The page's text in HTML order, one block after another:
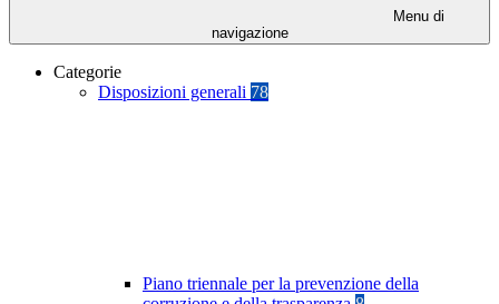
Menu di
navigazione
Categorie
Disposizioni generali 78
Piano triennale per la prevenzione della